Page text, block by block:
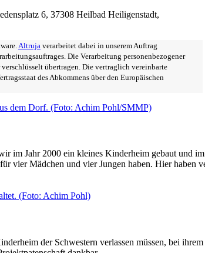
6, 37308 Heilbad Heiligenstadt,
Altruja verarbeitet dabei in unserem Auftrag
Die Verarbeitung personenbezogener
übertragen. Die vertraglich vereinbarte
des Abkommens über den Europäischen
im Jahr 2000 ein kleines Kinderheim gebaut und
vier Mädchen und vier Jungen haben. Hier haben
der Schwestern verlassen müssen, bei